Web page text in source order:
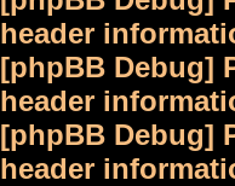
header
[phpBB Debug]
header
[phpBB Debug]
header